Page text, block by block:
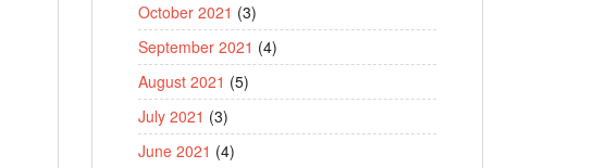
October 2021 (3)
September 2021 (4)
August 2021 (5)
July 2021 (3)
June 2021 (4)